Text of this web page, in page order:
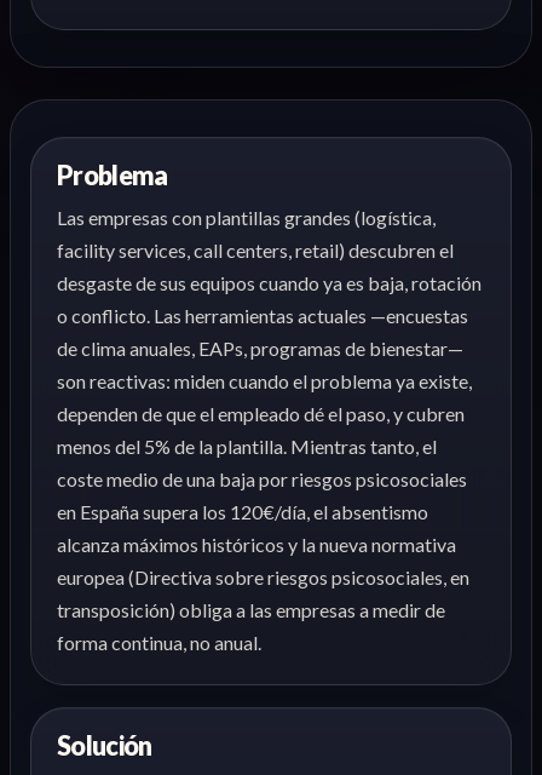
Problema
Las empresas con plantillas grandes (logística,
facility services, call centers, retail) descubren el
desgaste de sus equipos cuando ya es baja, rotación
o conflicto. Las herramientas actuales —encuestas
de clima anuales, EAPs, programas de bienestar—
son reactivas: miden cuando el problema ya existe,
dependen de que el empleado dé el paso, y cubren
menos del 5% de la plantilla. Mientras tanto, el
coste medio de una baja por riesgos psicosociales
en España supera los 120€/día, el absentismo
alcanza máximos históricos y la nueva normativa
europea (Directiva sobre riesgos psicosociales, en
transposición) obliga a las empresas a medir de
forma continua, no anual.
Solución